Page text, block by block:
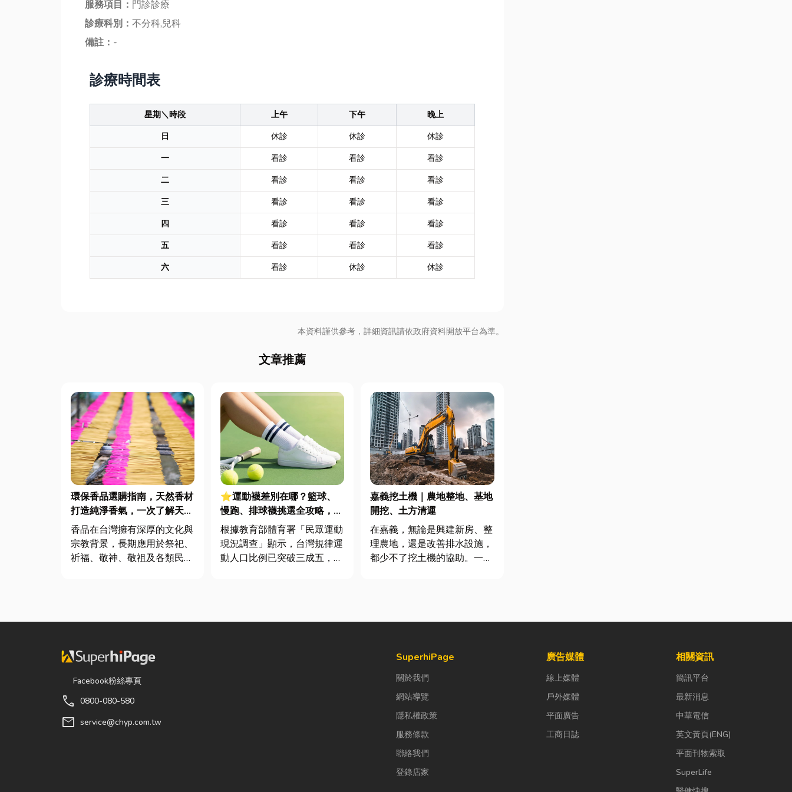
服務項目： 門診診療
診療科別： 不分科,兒科
備註： -
診療時間表
星期＼時段 上午 下午
晚上
日
休診 休診
休診
一
看診 看診
看診
二
看診 看診
看診
三
看診 看診
看診
四
看診 看診
看診
五
看診 看診
看診
六
看診 休診 休診
本資料謹供參考，詳細資訊請依政府資料開放平台為準。
文章推薦
環保香品選購指南，天然香材
打造純淨香氣，一次了解天然
低煙香品特色
香品在台灣擁有深厚的文化與
宗教背景，長期應用於祭祀、
祈福、敬神、敬祖及各類民俗
型，從...
⭐運動襪差別在哪？籃球、
慢跑、排球襪挑選全攻略，穿
對了運動不傷腳！
根據教育部體育署「民眾運動
現況調查」顯示，台灣規律運
動人口比例已突破三成五，其
嘉義挖土機｜農地整地、基地
開挖、土方清運
在嘉義，無論是興建新房、整
理農地，還是改善排水設施，
都少不了挖土機的協助。一台
早已成為...
Facebook粉絲專頁
call 0800-080-580
mail service@chyp.com.tw
SuperhiPage
關於我們
網站導覽
隱私權政策
服務條款
聯絡我們
登錄店家
廣告媒體
線上媒體
戶外媒體
平面廣告
工商日誌
相關資訊
簡訊平台
最新消息
中華電信
英文黃頁(ENG)
平面刊物索取
SuperLife